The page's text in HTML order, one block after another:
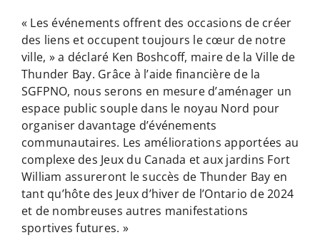
« Les événements offrent des occasions de créer
des liens et occupent toujours le cœur de notre
ville, » a déclaré Ken Boshcoff, maire de la Ville de
Thunder Bay. Grâce à l’aide financière de la
SGFPNO, nous serons en mesure d’aménager un
espace public souple dans le noyau Nord pour
organiser davantage d’événements
communautaires. Les améliorations apportées au
complexe des Jeux du Canada et aux jardins Fort
William assureront le succès de Thunder Bay en
tant qu’hôte des Jeux d’hiver de l’Ontario de 2024
et de nombreuses autres manifestations
sportives futures. »